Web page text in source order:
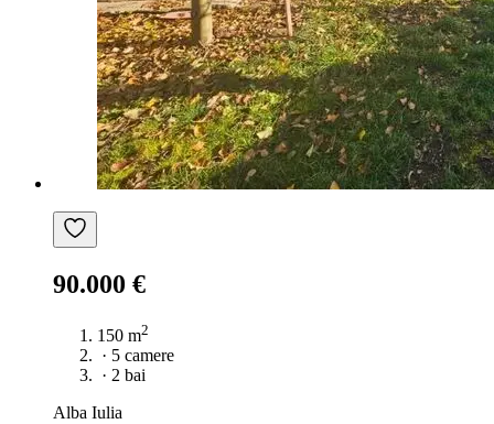
90.000 €
150 m2
· 5 camere
· 2 bai
Alba Iulia